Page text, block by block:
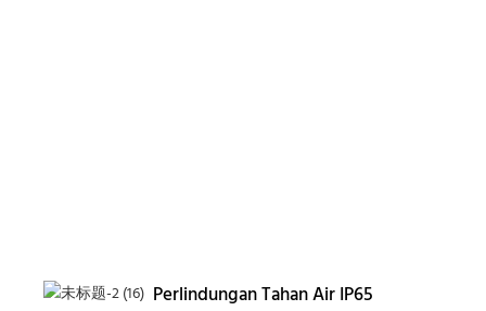
Perlindungan Tahan Air IP65